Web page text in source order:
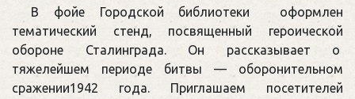
В фойе Городской библиотеки оформлен
тематический стенд, посвященный героической
обороне Сталинграда. Он рассказывает о
тяжелейшем периоде битвы — оборонительном
сражении1942 года. Приглашаем посетителей